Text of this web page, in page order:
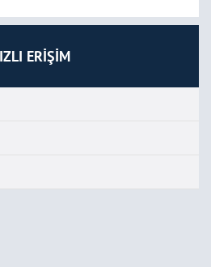
ERİŞİM